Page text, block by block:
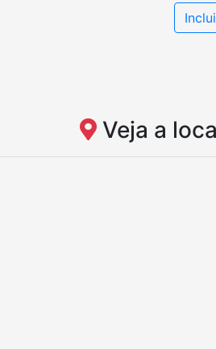
Veja a